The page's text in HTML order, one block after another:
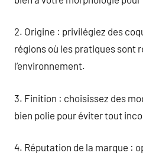
2. Origine : privilégiez des
régions où les pratiques sont
l’environnement.
3. Finition : choisissez des
bien polie pour éviter tout
4. Réputation de la marque :